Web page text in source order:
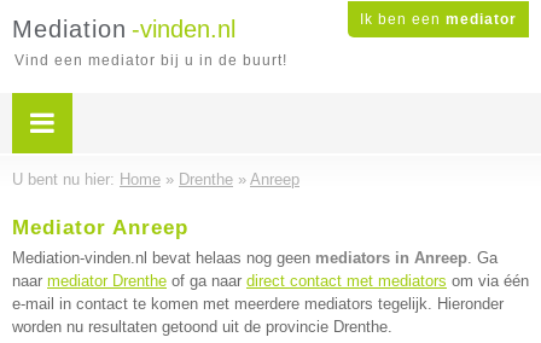
Ik ben een mediator
Mediation -vinden.nl
Vind een mediator bij u in de buurt!
U bent nu hier: Home » Drenthe » Anreep
Mediator Anreep
Mediation-vinden.nl bevat helaas nog geen mediators in Anreep. Ga
naar mediator Drenthe of ga naar direct contact met mediators om via één
e-mail in contact te komen met meerdere mediators tegelijk. Hieronder
worden nu resultaten getoond uit de provincie Drenthe.